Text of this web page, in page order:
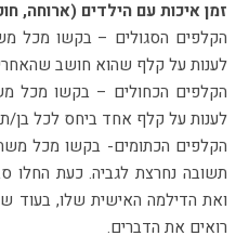
זמן איכות עם הילדים (ארוחה,
הקלפים הסגולים – בקשו מכל
לענות על קלף שהוא חושב
הקלפים הכחולים – בקשו מכל
לענות על קלף אחד ביחס לכל
הקלפים הכתומים- בקשו מכל
תשובה נחרצת לגביה. כעת
ואת הדילמה האישית שלו, בעוד
רואים את הדברים.